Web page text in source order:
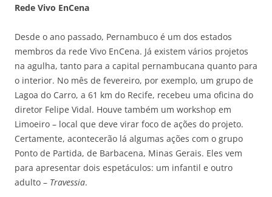
Rede Vivo EnCena
Desde o ano passado, Pernambuco é um dos estados
membros da rede Vivo EnCena. Já existem vários projetos
na agulha, tanto para a capital pernambucana quanto para
o interior. No mês de fevereiro, por exemplo, um grupo de
Lagoa do Carro, a 61 km do Recife, recebeu uma oficina do
diretor Felipe Vidal. Houve também um workshop em
Limoeiro – local que deve virar foco de ações do projeto.
Certamente, acontecerão lá algumas ações com o grupo
Ponto de Partida, de Barbacena, Minas Gerais. Eles vem
para apresentar dois espetáculos: um infantil e outro
adulto – Travessia.